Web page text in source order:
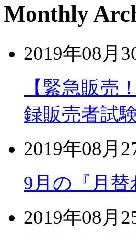
Monthly
2019年08月
【緊急販売
録販売者試
2019年08月
9月の『月
2019年08月